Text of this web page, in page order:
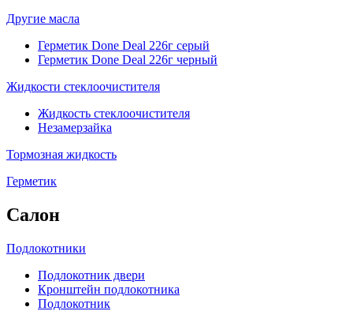
Другие масла
Герметик Done Deal 226г серый
Герметик Done Deal 226г черный
Жидкости стеклоочистителя
Жидкость стеклоочистителя
Незамерзайка
Тормозная жидкость
Герметик
Салон
Подлокотники
Подлокотник двери
Кронштейн подлокотника
Подлокотник